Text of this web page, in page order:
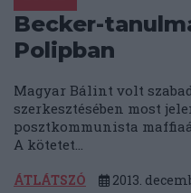
Becker-
Polipban
Magyar Bálint volt
szerkesztésében most
posztkommunista
A kötetet...
ÁTLÁTSZÓ 2013.